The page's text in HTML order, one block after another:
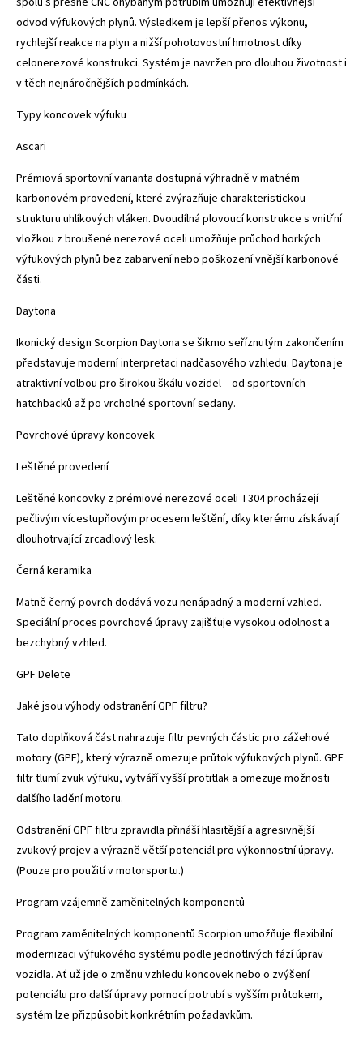
odvod výfukových plynů. Výsledkem je lepší přenos výkonu,
rychlejší reakce na plyn a nižší pohotovostní hmotnost díky
celonerezové konstrukci. Systém je navržen pro dlouhou životnost i
v těch nejnáročnějších podmínkách.
Typy koncovek výfuku
Ascari
Prémiová sportovní varianta dostupná výhradně v matném
karbonovém provedení, které zvýrazňuje charakteristickou
strukturu uhlíkových vláken. Dvoudílná plovoucí konstrukce s vnitřní
vložkou z broušené nerezové oceli umožňuje průchod horkých
výfukových plynů bez zabarvení nebo poškození vnější karbonové
části.
Daytona
Ikonický design Scorpion Daytona se šikmo seříznutým zakončením
představuje moderní interpretaci nadčasového vzhledu. Daytona je
atraktivní volbou pro širokou škálu vozidel – od sportovních
hatchbacků až po vrcholné sportovní sedany.
Povrchové úpravy koncovek
Leštěné provedení
Leštěné koncovky z prémiové nerezové oceli T304 procházejí
pečlivým vícestupňovým procesem leštění, díky kterému získávají
dlouhotrvající zrcadlový lesk.
Černá keramika
Matně černý povrch dodává vozu nenápadný a moderní vzhled.
Speciální proces povrchové úpravy zajišťuje vysokou odolnost a
bezchybný vzhled.
GPF Delete
Jaké jsou výhody odstranění GPF filtru?
Tato doplňková část nahrazuje filtr pevných částic pro zážehové
motory (GPF), který výrazně omezuje průtok výfukových plynů. GPF
filtr tlumí zvuk výfuku, vytváří vyšší protitlak a omezuje možnosti
dalšího ladění motoru.
Odstranění GPF filtru zpravidla přináší hlasitější a agresivnější
zvukový projev a výrazně větší potenciál pro výkonnostní úpravy.
(Pouze pro použití v motorsportu.)
Program vzájemně zaměnitelných komponentů
Program zaměnitelných komponentů Scorpion umožňuje flexibilní
modernizaci výfukového systému podle jednotlivých fází úprav
vozidla. Ať už jde o změnu vzhledu koncovek nebo o zvýšení
potenciálu pro další úpravy pomocí potrubí s vyšším průtokem,
systém lze přizpůsobit konkrétním požadavkům.